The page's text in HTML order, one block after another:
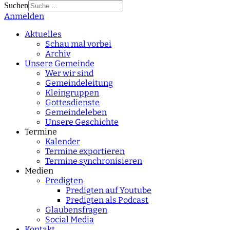
Suchen
Type 2 or more
Anmelden
Aktuelles
Schau mal vorbei
Archiv
Unsere Gemeinde
Wer wir sind
Gemeindeleitung
Kleingruppen
Gottesdienste
Gemeindeleben
Unsere Geschichte
Termine
Kalender
Termine exportieren
Termine synchronisieren
Medien
Predigten
Predigten auf Youtube
Predigten als Podcast
Glaubensfragen
Social Media